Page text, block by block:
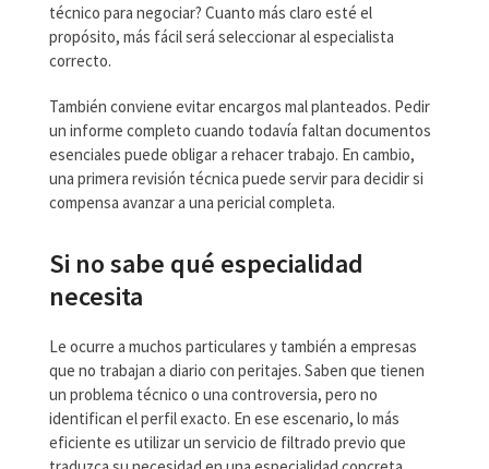
técnico para negociar? Cuanto más claro esté el
propósito, más fácil será seleccionar al especialista
correcto.
También conviene evitar encargos mal planteados. Pedir
un informe completo cuando todavía faltan documentos
esenciales puede obligar a rehacer trabajo. En cambio,
una primera revisión técnica puede servir para decidir si
compensa avanzar a una pericial completa.
Si no sabe qué especialidad
necesita
Le ocurre a muchos particulares y también a empresas
que no trabajan a diario con peritajes. Saben que tienen
un problema técnico o una controversia, pero no
identifican el perfil exacto. En ese escenario, lo más
eficiente es utilizar un servicio de filtrado previo que